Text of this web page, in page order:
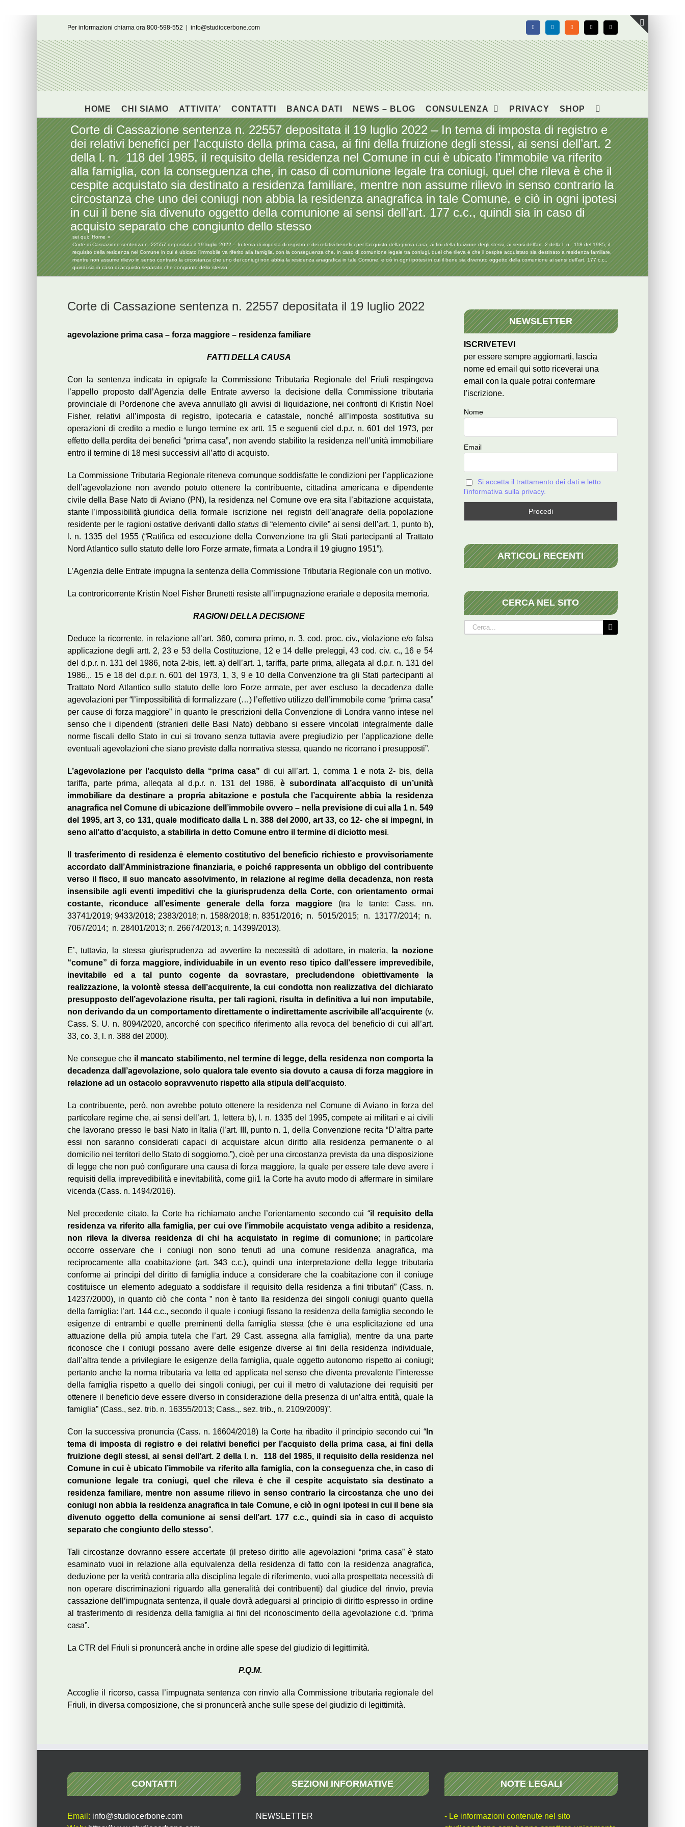
Per informazioni chiama ora 800-598-552 info@studiocerbone.com FacebookLinkedIn Rss X Email
HOME CHI SIAMO ATTIVITA’ CONTATTI BANCA DATI NEWS – BLOG CONSULENZA PRIVACY SHOP
Corte di Cassazione sentenza n. 22557 depositata il 19 luglio 2022 – In tema di imposta di registro e
dei relativi benefici per l’acquisto della prima casa, ai fini della fruizione degli stessi, ai sensi dell’art. 2
della l. n. 118 del 1985, il requisito della residenza nel Comune in cui è ubicato l’immobile va riferito
alla famiglia, con la conseguenza che, in caso di comunione legale tra coniugi, quel che rileva è che il
cespite acquistato sia destinato a residenza familiare, mentre non assume rilievo in senso contrario la
circostanza che uno dei coniugi non abbia la residenza anagrafica in tale Comune, e ciò in ogni ipotesi
in cui il bene sia divenuto oggetto della comunione ai sensi dell’art. 177 c.c., quindi sia in caso di
acquisto separato che congiunto dello stesso
sei qui: Home
Corte di Cassazione sentenza n. 22557 depositata il 19 luglio 2022 – In tema di imposta di registro e dei relativi benefici per l’acquisto della prima casa, ai fini della fruizione degli stessi, ai sensi dell’art. 2 della l. n. 118 del 1985, il
requisito della residenza nel Comune in cui è ubicato l’immobile va riferito alla famiglia, con la conseguenza che, in caso di comunione legale tra coniugi, quel che rileva è che il cespite acquistato sia destinato a residenza familiare,
mentre non assume rilievo in senso contrario la circostanza che uno dei coniugi non abbia la residenza anagrafica in tale Comune, e ciò in ogni ipotesi in cui il bene sia divenuto oggetto della comunione ai sensi dell’art. 177 c.c.,
quindi sia in caso di acquisto separato che congiunto dello stesso
Corte di Cassazione sentenza n. 22557 depositata il 19 luglio 2022
agevolazione prima casa – forza maggiore – residenza familiare
FATTI DELLA CAUSA
Con la sentenza indicata in epigrafe la Commissione Tributaria Regionale del Friuli respingeva
l’appello proposto dall’Agenzia delle Entrate avverso la decisione della Commissione tributaria
provinciale di Pordenone che aveva annullato gli avvisi di liquidazione, nei confronti di Kristin Noel
Fisher, relativi all’imposta di registro, ipotecaria e catastale, nonché all’imposta sostitutiva su
operazioni di credito a medio e lungo termine ex artt. 15 e seguenti ciel d.p.r. n. 601 del 1973, per
effetto della perdita dei benefici “prima casa”, non avendo stabilito la residenza nell’unità immobiliare
entro il termine di 18 mesi successivi all’atto di acquisto.
La Commissione Tributaria Regionale riteneva comunque soddisfatte le condizioni per l’applicazione
dell’agevolazione non avendo potuto ottenere la contribuente, cittadina americana e dipendente
civile della Base Nato di Aviano (PN), la residenza nel Comune ove era sita l’abitazione acquistata,
stante l’impossibilità giuridica della formale iscrizione nei registri dell’anagrafe della popolazione
residente per le ragioni ostative derivanti dallostatus di “elemento civile” ai sensi dell’art. 1, punto b),
l. n. 1335 del 1955 (“Ratifica ed esecuzione della Convenzione tra gli Stati partecipanti al Trattato
Nord Atlantico sullo statuto delle loro Forze armate, firmata a Londra il 19 giugno 1951”).
L’Agenzia delle Entrate impugna la sentenza della Commissione Tributaria Regionale con un motivo.
La controricorrente Kristin Noel Fisher Brunetti resiste all’impugnazione erariale e deposita memoria.
RAGIONI DELLA DECISIONE
Deduce la ricorrente, in relazione all’art. 360, comma primo, n. 3, cod. proc. civ., violazione e/o falsa
applicazione degli artt. 2, 23 e 53 della Costituzione, 12 e 14 delle preleggi, 43 cod. civ. c., 16 e 54
del d.p.r. n. 131 del 1986, nota 2-bis, lett. a) dell’art. 1, tariffa, parte prima, allegata al d.p.r. n. 131 del
1986.,. 15 e 18 del d.p.r. n. 601 del 1973, 1, 3, 9 e 10 della Convenzione tra gli Stati partecipanti al
Trattato Nord Atlantico sullo statuto delle loro Forze armate, per aver escluso la decadenza dalle
agevolazioni per “l’impossibilità di formalizzare (…) l’effettivo utilizzo dell’immobile come “prima casa”
per cause di forza maggiore” in quanto le prescrizioni della Convenzione di Londra vanno intese nel
senso che i dipendenti (stranieri delle Basi Nato) debbano si essere vincolati integralmente dalle
norme fiscali dello Stato in cui si trovano senza tuttavia avere pregiudizio per l’applicazione delle
eventuali agevolazioni che siano previste dalla normativa stessa, quando ne ricorrano i presupposti”.
L’agevolazione per l’acquisto della “prima casa” di cui all’art. 1, comma 1 e nota 2- bis, della
tariffa, parte prima, alleqata al d.p.r. n. 131 del 1986, è subordinata all’acquisto di un’unità
immobiliare da destinare a propria abitazione e postula che l’acquirente abbia la residenza
anagrafica nel Comune di ubicazione dell’immobile ovvero – nella previsione di cui alla 1 n. 549
del 1995, art 3, co 131, quale modificato dalla L n. 388 del 2000, art 33, co 12- che si impegni, in
seno all’atto d’acquisto, a stabilirla in detto Comune entro il termine di diciotto mesi.
Il trasferimento di residenzaè elemento costitutivo del beneficio richiesto e provvisoriamente
accordato dall’Amministrazione finanziaria, e poiché rappresenta un obbligo del contribuente
verso il fisco, il suo mancato assolvimento, in relazione al regime della decadenza, non resta
insensibile agli eventi impeditivi che la giurisprudenza della Corte, con orientamento ormai
costante, riconduce all’esimente generale della forza maggiore (tra le tante: Cass. nn.
33741/2019; 9433/2018; 2383/2018; n. 1588/2018; n. 8351/2016; n. 5015/2015; n. 13177/2014; n.
7067/2014; n. 28401/2013; n. 26674/2013; n. 14399/2013).
E’, tuttavia, la stessa giurisprudenza ad avvertire la necessità di adottare, in materia,
la nozione
“comune” di forza maggiore, individuabile in un evento reso tipico dall’essere imprevedibile,
inevitabile ed a tal punto cogente da sovrastare, precludendone obiettivamente la
realizzazione, la volontè stessa dell’acquirente, la cui condotta non realizzativa del dichiarato
presupposto dell’agevolazione risulta, per tali ragioni, risulta in definitiva a lui non imputabile,
non derivando da un comportamento direttamente o indirettamente ascrivibile all’acquirente (v.
Cass. S. U. n. 8094/2020, ancorché con specifico riferimento alla revoca del beneficio di cui all’art.
33, co. 3, l. n. 388 del 2000).
Ne consegue che il mancato stabilimento, nel termine di legge, della residenza non comporta la
decadenza dall’agevolazione, solo qualora tale evento sia dovuto a causa di forza maggiore in
relazione ad un ostacolo sopravvenuto rispetto alla stipula dell’acquisto.
La contribuente, però, non avrebbe potuto ottenere la residenza nel Comune di Aviano in forza del
particolare regime che, ai sensi dell’art. 1, lettera b), l. n. 1335 del 1995, compete ai militari e ai civili
che lavorano presso le basi Nato in Italia (l’art. III, punto n. 1, della Convenzione recita “D’altra parte
essi non saranno considerati capaci di acquistare alcun diritto alla residenza permanente o al
domicilio nei territori dello Stato di soggiorno.”), cioè per una circostanza prevista da una disposizione
di legge che non può configurare una causa di forza maggiore, la quale per essere tale deve avere i
requisiti della imprevedibilità e inevitabilità, come gii1 la Corte ha avuto modo di affermare in similare
vicenda (Cass. n. 1494/2016).
Nel precedente citato, la Corte ha richiamato anche l’orientamento secondo cui “il requisito della
residenza va riferito alla famiglia, per cui ove l’immobile acquistato venga adibito a residenza,
non rileva la diversa residenza di chi ha acquistato in regime di comunione; in particolare
occorre osservare che i coniugi non sono tenuti ad una comune residenza anagrafica, ma
reciprocamente alla coabitazione (art. 343 c.c.), quindi una interpretazione della legge tributaria
conforme ai principi del diritto di famiglia induce a considerare che la coabitazione con il coniuge
costituisce un elemento adeguato a soddisfare il requisito della residenza a fini tributari” (Cass. n.
14237/2000), in quanto ciò che conta ” non è tanto Ila residenza dei singoli coniugi quanto quella
della famiglia: l’art. 144 c.c., secondo il quale i coniugi fissano la residenza della famiglia secondo le
esigenze di entrambi e quelle preminenti della famiglia stessa (che è una esplicitazione ed una
attuazione della più ampia tutela che l’art. 29 Cast. assegna alla famiglia), mentre da una parte
riconosce che i coniugi possano avere delle esigenze diverse ai fini della residenza individuale,
dall’altra tende a privilegiare le esigenze della famiglia, quale oggetto autonomo rispetto ai coniugi;
pertanto anche la norma tributaria va letta ed applicata nel senso che diventa prevalente l’interesse
della famiglia rispetto a quello dei singoli coniugi, per cui il metro di valutazione dei requisiti per
ottenere il beneficio deve essere diverso in considerazione della presenza di un’altra entità, quale la
famiglia” (Cass., sez. trib. n. 16355/2013; Cass.,. sez. trib., n. 2109/2009)”.
Con la successiva pronuncia (Cass. n. 16604/2018) la Corte ha ribadito il principio secondo cui “In
tema di imposta di registro e dei relativi benefici per l’acquisto della prima casa, ai fini della
fruizione degli stessi, ai sensi dell’art. 2 della l. n.
118 del 1985, il requisito della residenza nel
Comune in cui è ubicato l’immobile va riferito alla famiglia, con la conseguenza che, in caso di
comunione legale tra coniugi, quel che rileva è che il cespite acquistato sia destinato a
residenza familiare, mentre non assume rilievo in senso contrario la circostanza che uno dei
coniugi non abbia la residenza anagrafica in tale Comune, e ciò in ogni ipotesi in cui il bene sia
divenuto oggetto della comunione ai sensi dell’art. 177 c.c., quindi sia in caso di acquisto
separato che congiunto dello stesso“.
Tali circostanze dovranno essere accertate (il preteso diritto alle agevolazioni “prima casa” è stato
esaminato vuoi in relazione alla equivalenza della residenza di fatto con la residenza anagrafica,
deduzione per la verità contraria alla disciplina legale di riferimento, vuoi alla prospettata necessità di
non operare discriminazioni riguardo alla generalità dei contribuenti) dal giudice del rinvio, previa
cassazione dell’impugnata sentenza, il quale dovrà adeguarsi al principio di diritto espresso in ordine
al trasferimento di residenza della famiglia ai fini del riconoscimento della agevolazione c.d. “prima
casa”.
La CTR del Friuli si pronuncerà anche in ordine alle spese del giudizio di legittimità.
P.Q.M.
Accoglie il ricorso, cassa l’impugnata sentenza con rinvio alla Commissione tributaria regionale del
Friuli, in diversa composizione, che si pronuncerà anche sulle spese del giudizio di legittimità.
NEWSLETTER
ISCRIVETEVI
per essere sempre aggiornarti, lascia
nome ed email qui sotto riceverai una
email con la quale potrai confermare
l'iscrizione.
Nome
Email
Si accetta il trattamento dei dati e letto
l'informativa sulla privacy.
ARTICOLI RECENTI
CERCA NEL SITO
Cerca
per:
CONTATTI
Email: info@studiocerbone.com
SEZIONI INFORMATIVE
NEWSLETTER
NOTE LEGALI
- Le informazioni contenute nel sito
Toggle
area
barra
scorrevole